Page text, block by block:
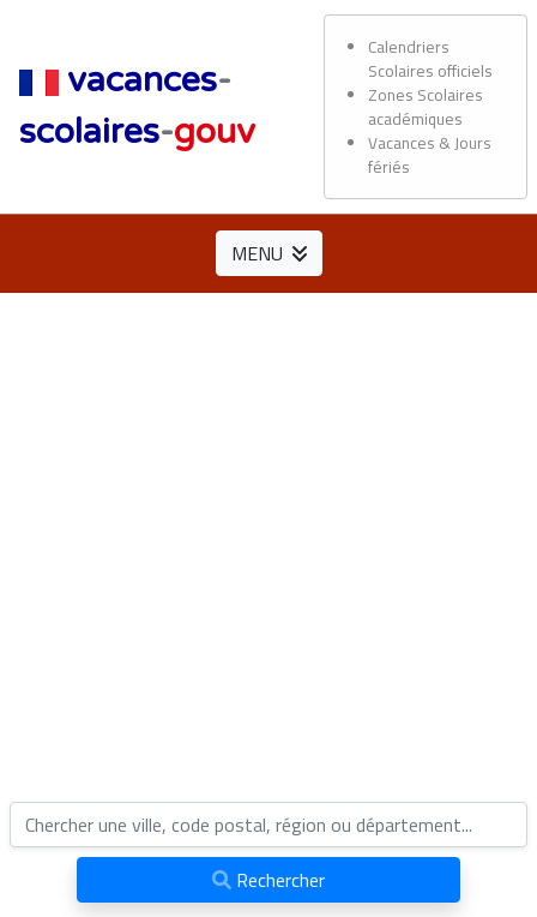
vacances-
scolaires-gouv
Calendriers
Scolaires officiels
Zones Scolaires
académiques
Vacances & Jours
fériés
MENU
Rechercher